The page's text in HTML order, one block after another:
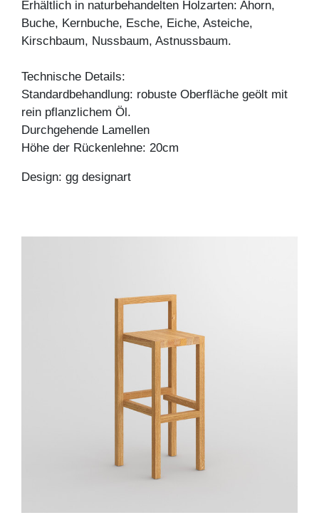
Erhältlich in naturbehandelten Holzarten: Ahorn,
Buche, Kernbuche, Esche, Eiche, Asteiche,
Kirschbaum, Nussbaum, Astnussbaum.
Technische Details:
Standardbehandlung: robuste Oberfläche geölt mit
rein pflanzlichem Öl.
Durchgehende Lamellen
Höhe der Rückenlehne: 20cm
Design: gg designart